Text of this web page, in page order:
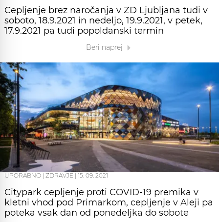
Cepljenje brez naročanja v ZD Ljubljana tudi v
soboto, 18.9.2021 in nedeljo, 19.9.2021, v petek,
17.9.2021 pa tudi popoldanski termin
Beri naprej
UPORABNO ZDRAVJE 15. 09. 2021
Citypark cepljenje proti COVID-19 premika v
kletni vhod pod Primarkom, cepljenje v Aleji pa
poteka vsak dan od ponedeljka do sobote